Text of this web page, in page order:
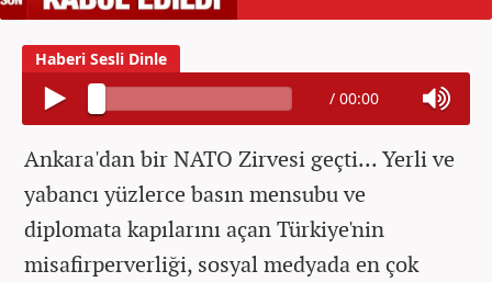
/ 00:00
Ankara'dan bir NATO Zirvesi geçti... Yerli ve
yabancı yüzlerce basın mensubu ve
diplomata kapılarını açan Türkiye'nin
misafirperverliği, sosyal medyada en çok